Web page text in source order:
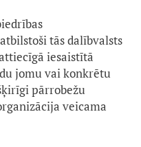
tās dalībvalsts
iesaistītā
jomu vai konkrētu
pārrobežu
veicama